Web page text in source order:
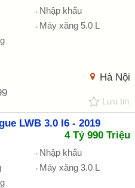
Nhập khẩu
Máy xăng 5.0 L
Hà Nội
Lưu tin
LWB 3.0 I6 - 2019
4 Tỷ 990 Triệu
Nhập khẩu
Máy xăng 3.0 L